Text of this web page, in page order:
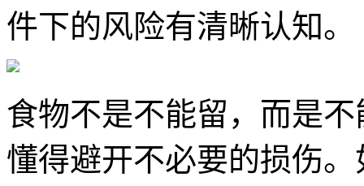
件下的风险有清晰认知。
食物不是不能留，而是
懂得避开不必要的损伤